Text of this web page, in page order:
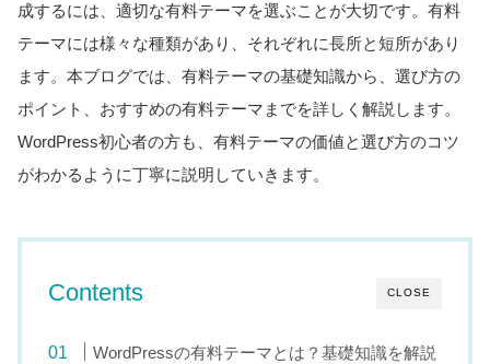
成するには、適切な有料テーマを選ぶことが大切です。有料
テーマには様々な種類があり、それぞれに長所と短所があり
ます。本ブログでは、有料テーマの基礎知識から、選び方の
ポイント、おすすめの有料テーマまでを詳しく解説します。
WordPress初心者の方も、有料テーマの価値と選び方のコツ
がわかるように丁寧に説明していきます。
CLOSE
Contents
WordPressの有料テーマとは？基礎知識を解説